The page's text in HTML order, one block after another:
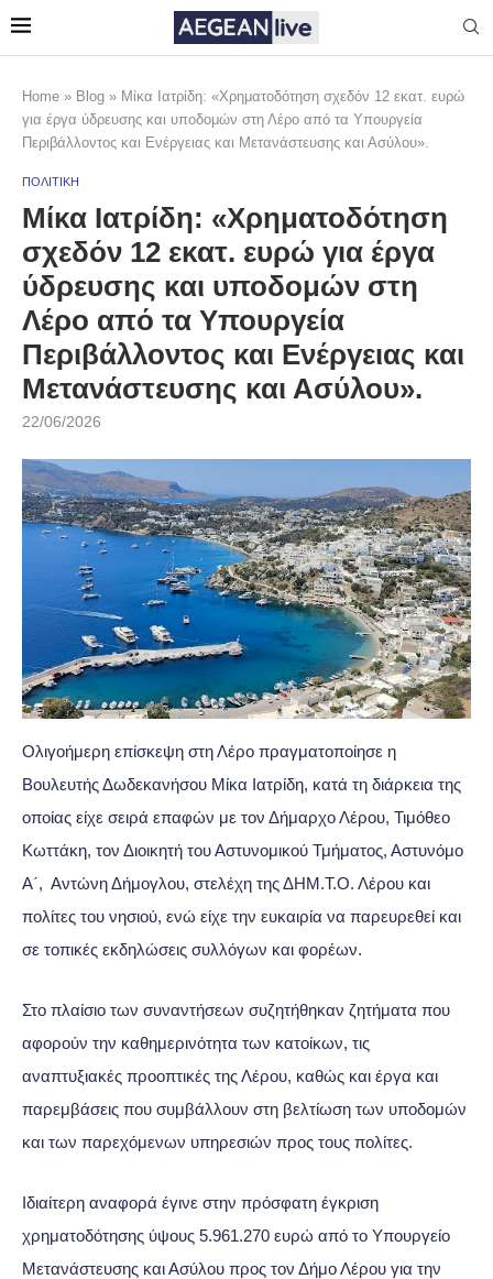
Home » Blog » Μίκα Ιατρίδη: «Χρηματοδότηση σχεδόν 12 εκατ. ευρώ
για έργα ύδρευσης και υποδομών στη Λέρο από τα Υπουργεία
Περιβάλλοντος και Ενέργειας και Μετανάστευσης και Ασύλου».
ΠΟΛΙΤΙΚΗ
Μίκα Ιατρίδη: «Χρηματοδότηση
σχεδόν 12 εκατ. ευρώ για έργα
ύδρευσης και υποδομών στη
Λέρο από τα Υπουργεία
Περιβάλλοντος και Ενέργειας και
Μετανάστευσης και Ασύλου».
22/06/2026
Ολιγοήμερη επίσκεψη στη Λέρο πραγματοποίησε η
Βουλευτής Δωδεκανήσου Μίκα Ιατρίδη, κατά τη διάρκεια της
οποίας είχε σειρά επαφών με τον Δήμαρχο Λέρου, Τιμόθεο
Κωττάκη, τον Διοικητή του Αστυνομικού Τμήματος, Αστυνόμο
Α΄, Αντώνη Δήμογλου, στελέχη της ΔΗΜ.Τ.Ο. Λέρου και
πολίτες του νησιού, ενώ είχε την ευκαιρία να παρευρεθεί και
σε τοπικές εκδηλώσεις συλλόγων και φορέων.
Στο πλαίσιο των συναντήσεων συζητήθηκαν ζητήματα που
αφορούν την καθημερινότητα των κατοίκων, τις
αναπτυξιακές προοπτικές της Λέρου, καθώς και έργα και
παρεμβάσεις που συμβάλλουν στη βελτίωση των υποδομών
και των παρεχόμενων υπηρεσιών προς τους πολίτες.
Ιδιαίτερη αναφορά έγινε στην πρόσφατη έγκριση
χρηματοδότησης ύψους 5.961.270 ευρώ από το Υπουργείο
Μετανάστευσης και Ασύλου προς τον Δήμο Λέρου για την